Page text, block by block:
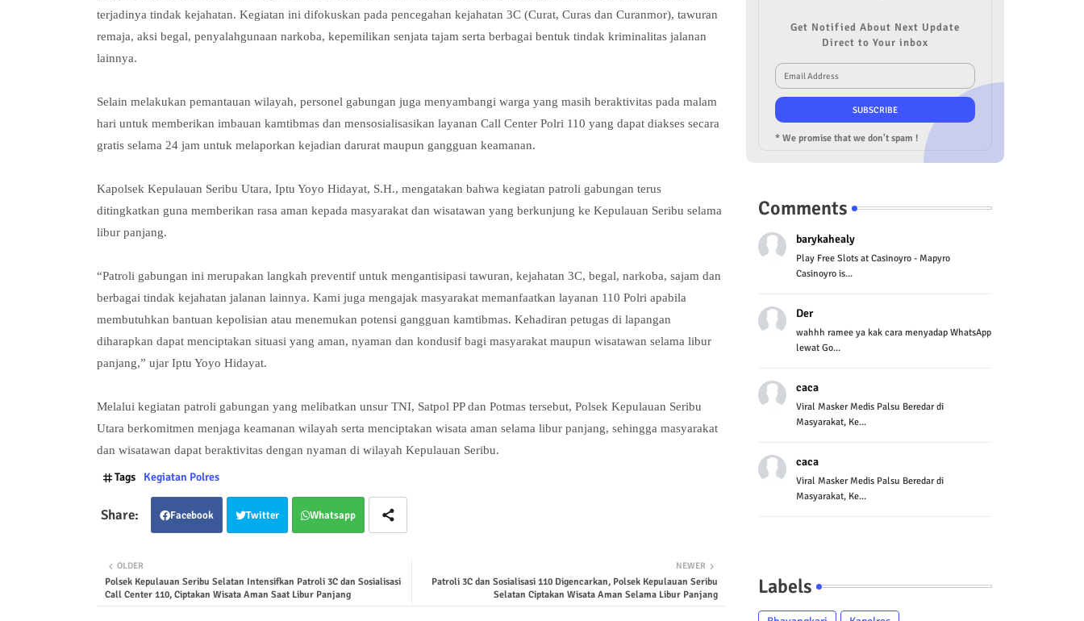
terjadinya tindak kejahatan. Kegiatan ini difokuskan pada pencegahan kejahatan 3C (Curat, Curas dan Curanmor), tawuran
remaja, aksi begal, penyalahgunaan narkoba, kepemilikan senjata tajam serta berbagai bentuk tindak kriminalitas jalanan
lainnya.
Selain melakukan pemantauan wilayah, personel gabungan juga menyambangi warga yang masih beraktivitas pada malam
hari untuk memberikan imbauan kamtibmas dan mensosialisasikan layanan Call Center Polri 110 yang dapat diakses secara
gratis selama 24 jam untuk melaporkan kejadian darurat maupun gangguan keamanan.
Kapolsek Kepulauan Seribu Utara, Iptu Yoyo Hidayat, S.H., mengatakan bahwa kegiatan patroli gabungan terus
ditingkatkan guna memberikan rasa aman kepada masyarakat dan wisatawan yang berkunjung ke Kepulauan Seribu selama
libur panjang.
“Patroli gabungan ini merupakan langkah preventif untuk mengantisipasi tawuran, kejahatan 3C, begal, narkoba, sajam dan
berbagai tindak kejahatan jalanan lainnya. Kami juga mengajak masyarakat memanfaatkan layanan 110 Polri apabila
membutuhkan bantuan kepolisian atau menemukan potensi gangguan kamtibmas. Kehadiran petugas di lapangan
diharapkan dapat menciptakan situasi yang aman, nyaman dan kondusif bagi masyarakat maupun wisatawan selama libur
panjang,” ujar Iptu Yoyo Hidayat.
Melalui kegiatan patroli gabungan yang melibatkan unsur TNI, Satpol PP dan Potmas tersebut, Polsek Kepulauan Seribu
Utara berkomitmen menjaga keamanan wilayah serta menciptakan wisata aman selama libur panjang, sehingga masyarakat
dan wisatawan dapat beraktivitas dengan nyaman di wilayah Kepulauan Seribu.
Tags Kegiatan Polres
Facebook Twitter Whatsapp
NEWER
Patroli 3C dan Sosialisasi 110 Digencarkan, Polsek Kepulauan Seribu
Selatan Ciptakan Wisata Aman Selama Libur Panjang
OLDER
Polsek Kepulauan Seribu Selatan Intensifkan Patroli 3C dan Sosialisasi
Call Center 110, Ciptakan Wisata Aman Saat Libur Panjang
Get Notified About Next Update
Direct to Your inbox
* We promise that we don't spam !
Comments
barykahealy
Play Free Slots at Casinoyro - Mapyro
Casinoyro is...
Der
wahhh ramee ya kak cara menyadap WhatsApp
lewat Go...
caca
Viral Masker Medis Palsu Beredar di
Masyarakat, Ke...
caca
Viral Masker Medis Palsu Beredar di
Masyarakat, Ke...
Labels